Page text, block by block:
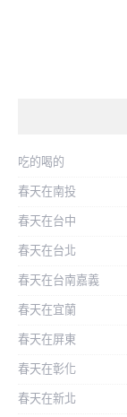
吃的喝的
春天在南投
春天在台中
春天在台北
春天在台南嘉義
春天在宜蘭
春天在屏東
春天在彰化
春天在新北